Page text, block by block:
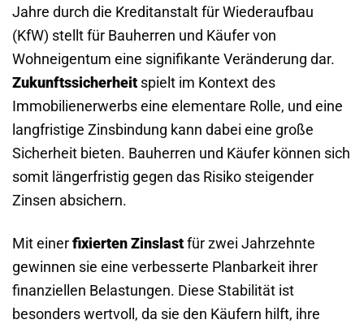
Jahre durch die Kreditanstalt für Wiederaufbau
(KfW) stellt für Bauherren und Käufer von
Wohneigentum eine signifikante Veränderung dar.
Zukunftssicherheit spielt im Kontext des
Immobilienerwerbs eine elementare Rolle, und eine
langfristige Zinsbindung kann dabei eine große
Sicherheit bieten. Bauherren und Käufer können sich
somit längerfristig gegen das Risiko steigender
Zinsen absichern.
Mit einerfixierten Zinslastfür zwei Jahrzehnte
gewinnen sie eine verbesserte Planbarkeit ihrer
finanziellen Belastungen. Diese Stabilität ist
besonders wertvoll, da sie den Käufern hilft, ihre